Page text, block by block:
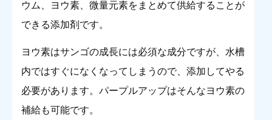
ウム、ヨウ素、微量元素をまとめて供給することが
できる添加剤です。
ヨウ素はサンゴの成長には必須な成分ですが、水槽
内ではすぐになくなってしまうので、添加してやる
必要があります。パープルアップはそんなヨウ素の
補給も可能です。